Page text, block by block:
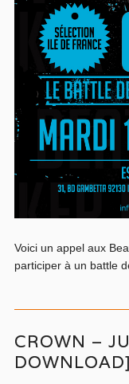
Voici un appel aux
participer à un battle
CROWN –